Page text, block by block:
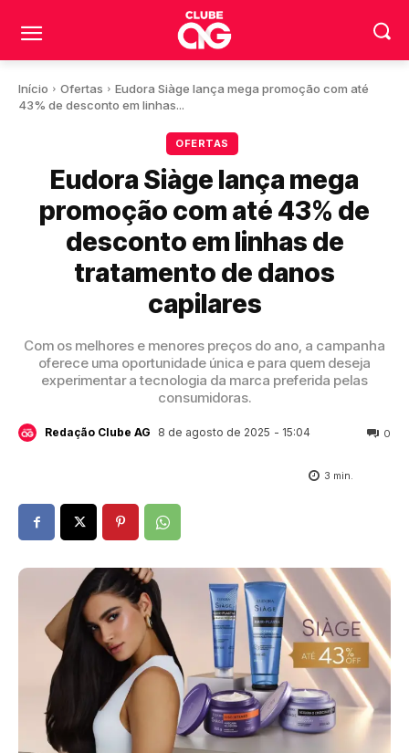
Início Ofertas
Eudora Siàge lança mega promoção com até
43% de desconto em linhas...
OFERTAS
Eudora Siàge lança mega
promoção com até 43% de
desconto em linhas de
tratamento de danos
capilares
Com os melhores e menores preços do ano, a campanha
oferece uma oportunidade única e para quem deseja
experimentar a tecnologia da marca preferida pelas
consumidoras.
Redação Clube AG 8 de agosto de 2025 - 15:04 0
3 min.